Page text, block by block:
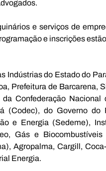
e serviços de
e inscrições
Indústrias do Estado do
Prefeitura de Barcarena,
Confederação Nacional
(Codec), do Governo do
e Energia (Sedeme),
Gás e Biocombustíveis
Agropalma, Cargill,
Energia.